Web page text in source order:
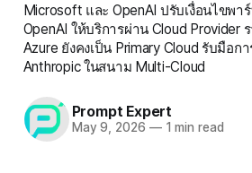
Microsoft และ OpenAI ปรับเงื่อนไขพา
OpenAI ให้บริการผ่าน Cloud Provider
Azure ยังคงเป็น Primary Cloud รับมือก
Anthropic ในสนาม Multi-Cloud
Prompt Expert
May 9, 2026 —1 min read